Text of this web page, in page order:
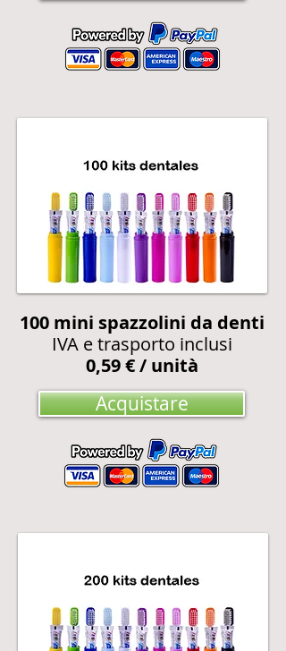
100 mini spazzolini da denti
IVA e trasporto inclusi
0,59 € / unità
Acquistare